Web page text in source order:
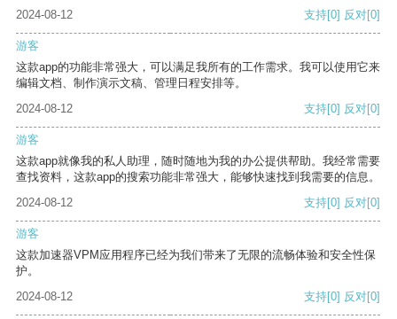
2024-08-12 支持[0] 反对[0]
游客
这款app的功能非常强大，可以满足我所有的工作需求。我可以使用它来
编辑文档、制作演示文稿、管理日程安排等。
2024-08-12
支持[0] 反对[0]
游客
这款app就像我的私人助理，随时随地为我的办公提供帮助。我经常需要
查找资料，这款app的搜索功能非常强大，能够快速找到我需要的信息。
2024-08-12
支持[0] 反对[0]
游客
这款加速器VPM应用程序已经为我们带来了无限的流畅体验和安全性保
护。
2024-08-12
支持[0] 反对[0]